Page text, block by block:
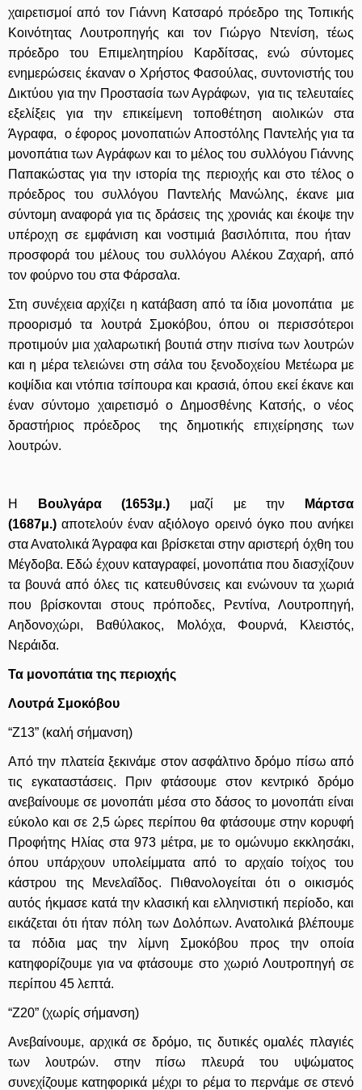
χαιρετισμοί από τον Γιάννη Κατσαρό πρόεδρο της Τοπικής
Κοινότητας Λουτροπηγής και τον Γιώργο Ντενίση, τέως
πρόεδρο του Επιμελητηρίου Καρδίτσας, ενώ σύντομες
ενημερώσεις έκαναν ο Χρήστος Φασούλας, συντονιστής του
Δικτύου για την Προστασία των Αγράφων, για τις τελευταίες
εξελίξεις για την επικείμενη τοποθέτηση αιολικών στα
Άγραφα, ο έφορος μονοπατιών Αποστόλης Παντελής για τα
μονοπάτια των Αγράφων και το μέλος του συλλόγου Γιάννης
Παπακώστας για την ιστορία της περιοχής και στο τέλος ο
πρόεδρος του συλλόγου Παντελής Μανώλης, έκανε μια
σύντομη αναφορά για τις δράσεις της χρονιάς και έκοψε την
υπέροχη σε εμφάνιση και νοστιμιά βασιλόπιτα, που ήταν
προσφορά του μέλους του συλλόγου Αλέκου Ζαχαρή, από
τον φούρνο του στα Φάρσαλα.
Στη συνέχεια αρχίζει η κατάβαση από τα ίδια μονοπάτια με
προορισμό τα λουτρά Σμοκόβου, όπου οι περισσότεροι
προτιμούν μια χαλαρωτική βουτιά στην πισίνα των λουτρών
και η μέρα τελειώνει στη σάλα του ξενοδοχείου Μετέωρα με
κοψίδια και ντόπια τσίπουρα και κρασιά, όπου εκεί έκανε και
έναν σύντομο χαιρετισμό ο Δημοσθένης Κατσής, ο νέος
δραστήριος πρόεδρος της δημοτικής επιχείρησης των
λουτρών.
Η Βουλγάρα (1653μ.) μαζί με την
Μάρτσα
(1687μ.) αποτελούν έναν αξιόλογο ορεινό όγκο που ανήκει
στα Ανατολικά Άγραφα και βρίσκεται στην αριστερή όχθη του
Μέγδοβα. Εδώ έχουν καταγραφεί, μονοπάτια που διασχίζουν
τα βουνά από όλες τις κατευθύνσεις και ενώνουν τα χωριά
που βρίσκονται στους πρόποδες, Ρεντίνα, Λουτροπηγή,
Αηδονοχώρι, Βαθύλακος, Μολόχα, Φουρνά, Κλειστός,
Νεράιδα.
Τα μονοπάτια της περιοχής
Λουτρά Σμοκόβου
“Ζ13” (καλή σήμανση)
Από την πλατεία ξεκινάμε στον ασφάλτινο δρόμο πίσω από
τις εγκαταστάσεις. Πριν φτάσουμε στον κεντρικό δρόμο
ανεβαίνουμε σε μονοπάτι μέσα στο δάσος το μονοπάτι είναι
εύκολο και σε 2,5 ώρες περίπου θα φτάσουμε στην κορυφή
Προφήτης Ηλίας στα 973 μέτρα, με το ομώνυμο εκκλησάκι,
όπου υπάρχουν υπολείμματα από το αρχαίο τοίχος του
κάστρου της Μενελαΐδος. Πιθανολογείται ότι ο οικισμός
αυτός ήκμασε κατά την κλασική και ελληνιστική περίοδο, και
εικάζεται ότι ήταν πόλη των Δολόπων. Ανατολικά βλέπουμε
τα πόδια μας την λίμνη Σμοκόβου προς την οποία
κατηφορίζουμε για να φτάσουμε στο χωριό Λουτροπηγή σε
περίπου 45 λεπτά.
“Ζ20” (χωρίς σήμανση)
Ανεβαίνουμε, αρχικά σε δρόμο, τις δυτικές ομαλές πλαγιές
των λουτρών. στην πίσω πλευρά του υψώματος
συνεχίζουμε κατηφορικά μέχρι το ρέμα το περνάμε σε στενό